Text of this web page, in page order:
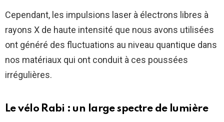
Cependant, les impulsions laser à électrons libres à
rayons X de haute intensité que nous avons utilisées
ont généré des fluctuations au niveau quantique dans
nos matériaux qui ont conduit à ces poussées
irrégulières.
Le vélo Rabi : un large spectre de lumière